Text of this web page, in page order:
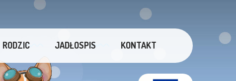
RODZIC JADŁOSPIS KONTAKT